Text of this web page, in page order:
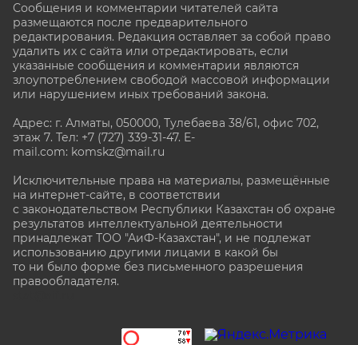
Сообщения и комментарии читателей сайта
размещаются после предварительного
редактирования. Редакция оставляет за собой право
удалить их с сайта или отредактировать, если
указанные сообщения и комментарии являются
злоупотреблением свободой массовой информации
или нарушением иных требований закона.
Адрес: г. Алматы, 050000, Тулебаева 38/61, офис 702,
этаж 7. Тел: +7 (727) 339-31-47. E-
mail.com: komskz@mail.ru
Исключительные права на материалы, размещённые
на интернет-сайте, в соответствии
с законодательством Республики Казахстан об охране
результатов интеллектуальной деятельности
принадлежат ТОО "АиФ-Казахстан", и не подлежат
использованию другими лицами в какой бы
то ни было форме без письменного разрешения
правообладателя.